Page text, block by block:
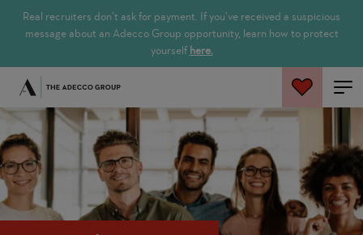
Real recruiters don’t ask for payment. If you’ve received a suspicious
message about an Adecco Group opportunity, learn how to protect
yourself here.
Search Jobs